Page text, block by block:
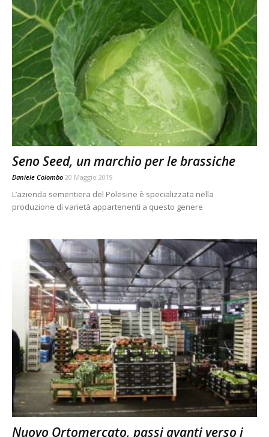
Seno Seed, un marchio per le brassiche
Daniele Colombo 20 Maggio 2019
L’azienda sementiera del Polesine è specializzata nella
produzione di varietà appartenenti a questo genere
Nuovo Ortomercato, passi avanti verso i